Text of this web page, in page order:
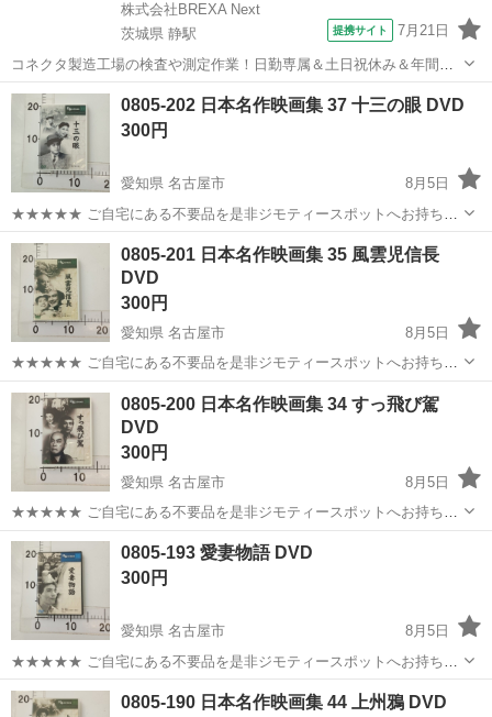
株式会社BREXA Next
茨城県 静駅
提携サイト 7月21日
コネクタ製造工場の検査や測定作業！日勤専属＆土日祝休み＆年間休
日128日★クリーンルーム内作業★マイカー通勤OK＆無料駐車場あり
★就業先食堂利用可！日払い制度あり！《茨城県常陸大宮市》 人気の
工場のお仕事 ◇コネクタ製造工...
茨城 常陸大宮市 静駅 その他
0805-202 日本名作映画集 37 十三の眼 DVD
300円
愛知県 名古屋市
8月5日
★★★★★ ご自宅にある不要品を是非ジモティースポットへお持ち込
みしませんか？ 家電、趣味・スポーツ・レジャー用品、こども用品、
衣料服飾品、生活雑貨、家具、本、CD・DVDなどが無料でまとめて持
ち込めます！ ※詳細はこ...
愛知 名古屋市 DVD/ブルーレイ DVD
0805-201 日本名作映画集 35 風雲児信長
DVD
300円
愛知県 名古屋市
8月5日
★★★★★ ご自宅にある不要品を是非ジモティースポットへお持ち込
みしませんか？ 家電、趣味・スポーツ・レジャー用品、こども用品、
衣料服飾品、生活雑貨、家具、本、CD・DVDなどが無料でまとめて持
ち込めます！ ※詳細はこ...
愛知 名古屋市 DVD/ブルーレイ 信長
0805-200 日本名作映画集 34 すっ飛び駕
DVD
300円
愛知県 名古屋市
8月5日
★★★★★ ご自宅にある不要品を是非ジモティースポットへお持ち込
みしませんか？ 家電、趣味・スポーツ・レジャー用品、こども用品、
衣料服飾品、生活雑貨、家具、本、CD・DVDなどが無料でまとめて持
ち込めます！ ※詳細はこ...
愛知 名古屋市 DVD/ブルーレイ
0805-193 愛妻物語 DVD
300円
愛知県 名古屋市
8月5日
★★★★★ ご自宅にある不要品を是非ジモティースポットへお持ち込
みしませんか？ 家電、趣味・スポーツ・レジャー用品、こども用品、
衣料服飾品、生活雑貨、家具、本、CD・DVDなどが無料でまとめて持
愛知 名古屋市 DVD/ブルーレイ DVD
0805-190 日本名作映画集 44 上州鴉 DVD